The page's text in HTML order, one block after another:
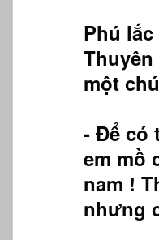
Phú
một
- Để có
em mồ
nam !
nhưng